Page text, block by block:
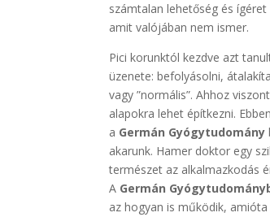
számtalan lehetőség és
amit valójában nem ismer.
Pici korunktól kezdve azt
üzenete: befolyásolni,
vagy ”normális”. Ahhoz
alapokra lehet építkezni.
a Germán Gyógytudomány
akarunk. Hamer doktor egy
természet az alkalmazkodás
A Germán
az hogyan is működik,